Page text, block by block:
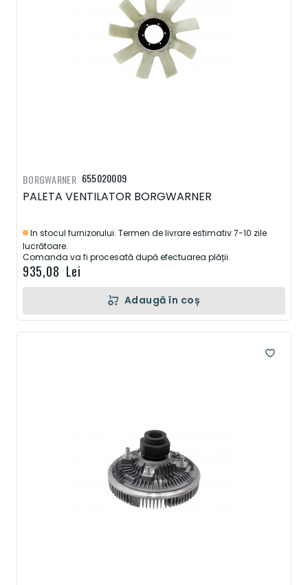
655020009
PALETA VENTILATOR BORGWARNER
In stocul furnizorului. Termen de livrare estimativ 7-10 zile
lucrătoare.
Comanda va fi procesată după efectuarea plății.
935,08 Lei
BORGWARNER
Adaugă în coș